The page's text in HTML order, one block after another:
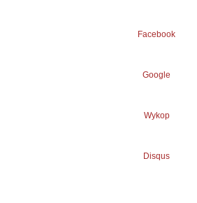
Facebook
Google
Wykop
Disqus